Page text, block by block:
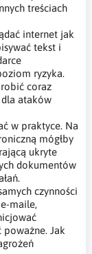
treściach
internet jak
tekst i
ryzyka.
coraz
dla ataków
w praktyce. Na
mógłby
ukryte
dokumentów
czynności
maile,
Jak